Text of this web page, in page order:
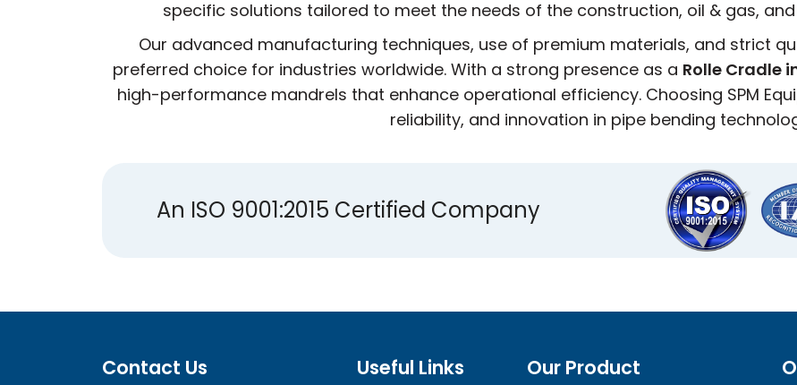
specific solutions tailored to meet the needs of the construction, oil & gas,
Our advanced manufacturing techniques, use of premium materials, and strict
preferred choice for industries worldwide. With a strong presence as a Rolle Cradle
high-performance mandrels that enhance operational efficiency. Choosing SPM
reliability, and innovation in pipe bending
An ISO 9001:2015 Certified Company
Contact Us Useful Links Our Product